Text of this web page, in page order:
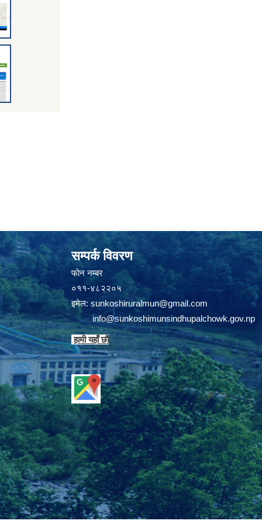
सम्पर्क विवरण
फाेन न‌‍‍‍‌‌म्बर
०११-४८२२०५
इमेल: sunkoshiruralmun@gmail.com
info@sunkoshimunsindhupalchowk.gov.np
हामी यहाँ छाै‌ं